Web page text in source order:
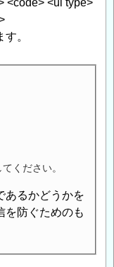
。
ください。
あるかどうかを
を防ぐためのも